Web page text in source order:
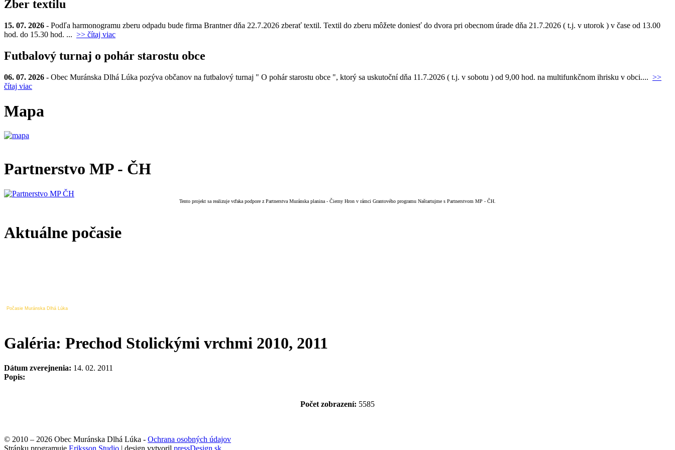
Zber textilu
15. 07. 2026 - Podľa harmonogramu zberu odpadu bude firma Brantner dňa 22.7.2026 zberať textil. Textil do zberu môžete doniesť do dvora pri obecnom úrade dňa 21.7.2026 ( t.j. v utorok ) v čase od 13.00
hod. do 15.30 hod. ... >> čítaj viac
Futbalový turnaj o pohár starostu obce
06. 07. 2026 - Obec Muránska Dlhá Lúka pozýva občanov na futbalový turnaj " O pohár starostu obce ", ktorý sa uskutoční dňa 11.7.2026 ( t.j. v sobotu ) od 9,00 hod. na multifunkčnom ihrisku v obci.... >>
čítaj viac
Mapa
Partnerstvo MP - ČH
Tento projekt sa realizuje vďaka podpore z Partnerstva Muránska planina - Čierny Hron v rámci Grantového programu Naštartujme s Partnerstvom MP - ČH.
Aktuálne počasie
Počasie Muránska Dlhá Lúka
Galéria: Prechod Stolickými vrchmi 2010, 2011
Dátum zverejnenia: 14. 02. 2011
Popis:
Počet zobrazení: 5585
© 2010 – 2026 Obec Muránska Dlhá Lúka - Ochrana osobných údajov
Stránku programuje Eriksson Studio | design vytvoril pressDesign.sk